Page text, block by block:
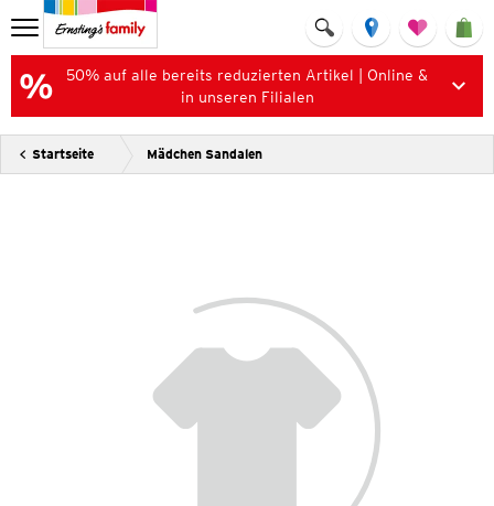
50% auf alle bereits reduzierten Artikel | Online &
in unseren Filialen
Startseite Mädchen Sandalen